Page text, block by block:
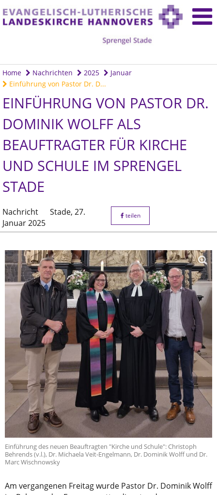
Home Nachrichten 2025
Januar
Einführung von Pastor Dr. D...
EINFÜHRUNG VON PASTOR DR.
DOMINIK WOLFF ALS
BEAUFTRAGTER FÜR KIRCHE
UND SCHULE IM SPRENGEL
STADE
Nachricht Stade, 27.
Januar 2025
teilen
Einführung des neuen Beauftragten "Kirche und Schule": Christoph
Behrends (v.l.), Dr. Michaela Veit-Engelmann, Dr. Dominik Wolff und Dr.
Marc Wischnowsky
Am vergangenen Freitag wurde Pastor Dr. Dominik Wolff